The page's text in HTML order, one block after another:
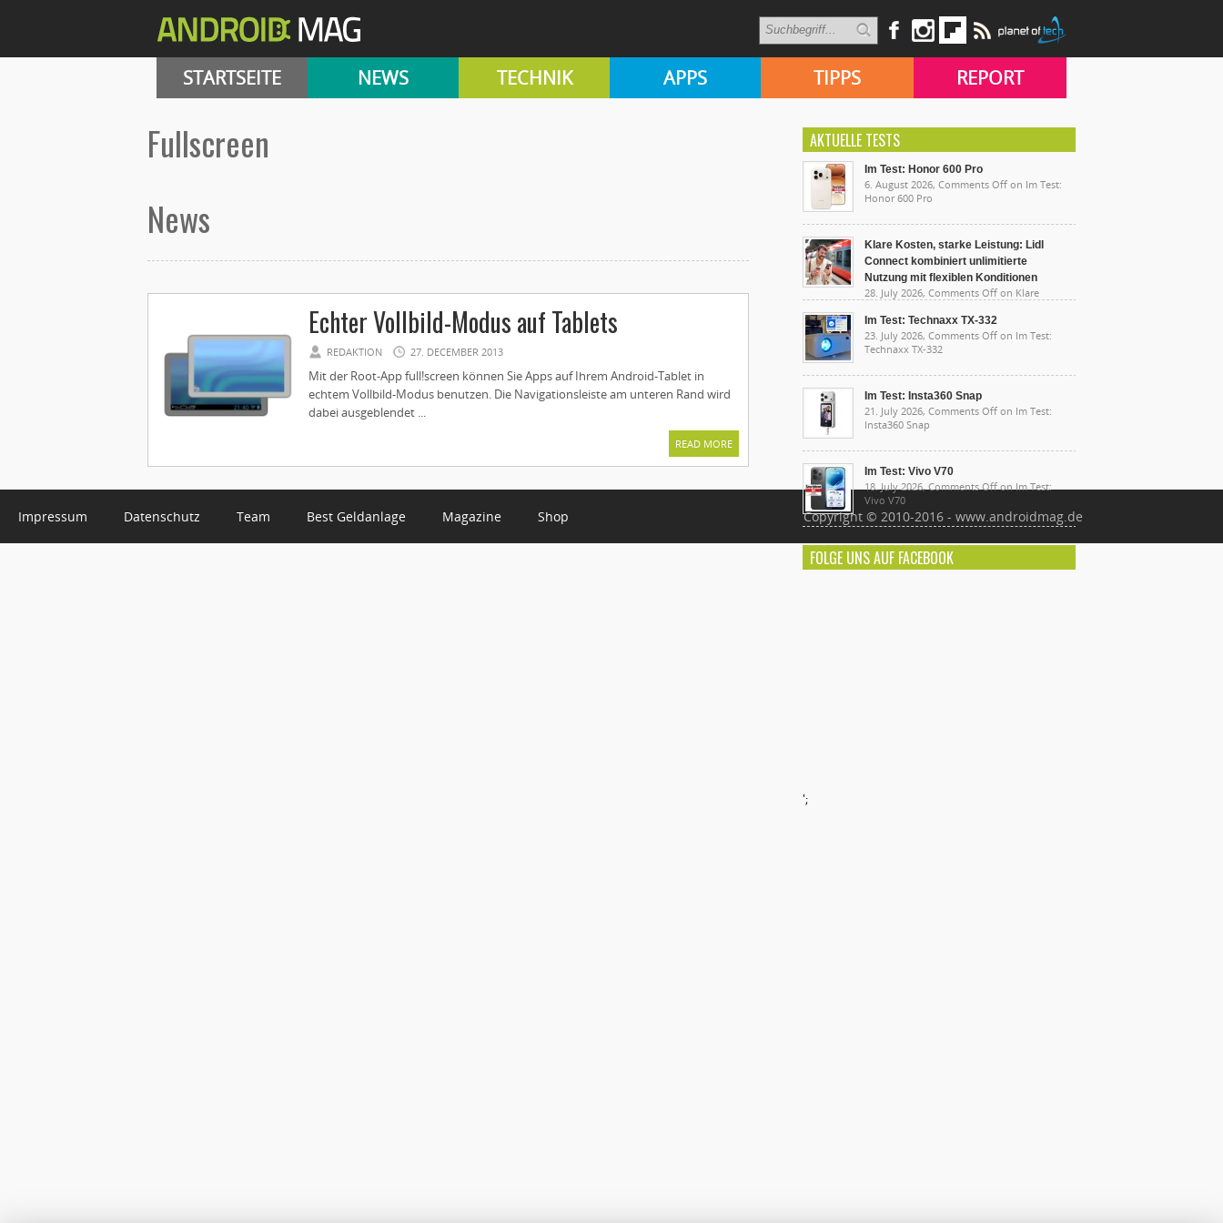
STARTSEITE NEWS TECHNIK APPS TIPPS REPORT
Fullscreen
News
Echter Vollbild-Modus auf Tablets
REDAKTION 27. DECEMBER 2013
Mit der Root-App full!screen können Sie Apps auf Ihrem Android-Tablet in
echtem Vollbild-Modus benutzen. Die Navigationsleiste am unteren Rand wird
dabei ausgeblendet ...
READ MORE
AKTUELLE TESTS
Im Test: Honor 600 Pro
6. August 2026, Comments Off on Im Test:
Honor 600 Pro
Klare Kosten, starke Leistung: Lidl
Connect kombiniert unlimitierte
Nutzung mit flexiblen Konditionen
28. July 2026, Comments Off on Klare
unlimitierte Nutzung mit flexiblen Konditionen
Im Test: Technaxx TX-332
23. July 2026, Comments Off on Im Test:
Technaxx TX-332
Im Test: Insta360 Snap
21. July 2026, Comments Off on Im Test:
Insta360 Snap
Im Test: Vivo V70
18. July 2026,Comments Offon Im Test:
Vivo V70
FOLGE UNS AUF FACEBOOK
';
Impressum Datenschutz Team Best Geldanlage Magazine Shop Copyright © 2010-2016 - www.androidmag.de